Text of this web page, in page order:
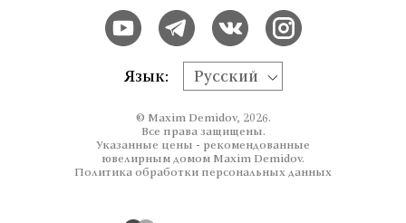
Язык: Русский
© Maxim Demidov, 2026.
Все права защищены.
Указанные цены - рекомендованные
ювелирным домом Maxim Demidov.
Политика обработки персональных данных